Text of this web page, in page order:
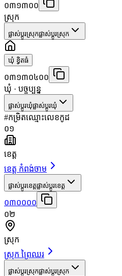
០៣១៣០០
ស្រុក
ផ្លាស់ប្តូរស្រុកផ្លាស់ប្តូរស្រុក
ឃុំ ខ្វិតធំ
០៣១៣០៤០០
ឃុំ · បច្ចុប្បន្ន
ផ្លាស់ប្តូរឃុំផ្លាស់ប្តូរឃុំ
#កម្រិតឈ្មោះលេខកូដ
០១
ខេត្ត
ខេត្ត កំពង់ចាម
ផ្លាស់ប្តូរខេត្តផ្លាស់ប្តូរខេត្ត
០៣០០០០
០២
ស្រុក
ស្រុក ព្រៃឈរ
ផ្លាស់ប្តូរស្រុកផ្លាស់ប្តូរស្រុក